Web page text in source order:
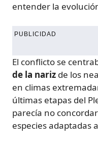
entender la
PUBLICIDAD
El conflicto se
de la nariz de los
en climas
últimas etapas del
parecía no
especies adaptadas